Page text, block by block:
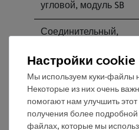
угловой, модуль SB
Соединительный,
SB
Соединитель,
угловой с разъемом,
модуль SB
Настройки cookie
Мы используем куки-файлы
Некоторые из них очень
помогают нам улучшить
получения более
файлах, которые мы